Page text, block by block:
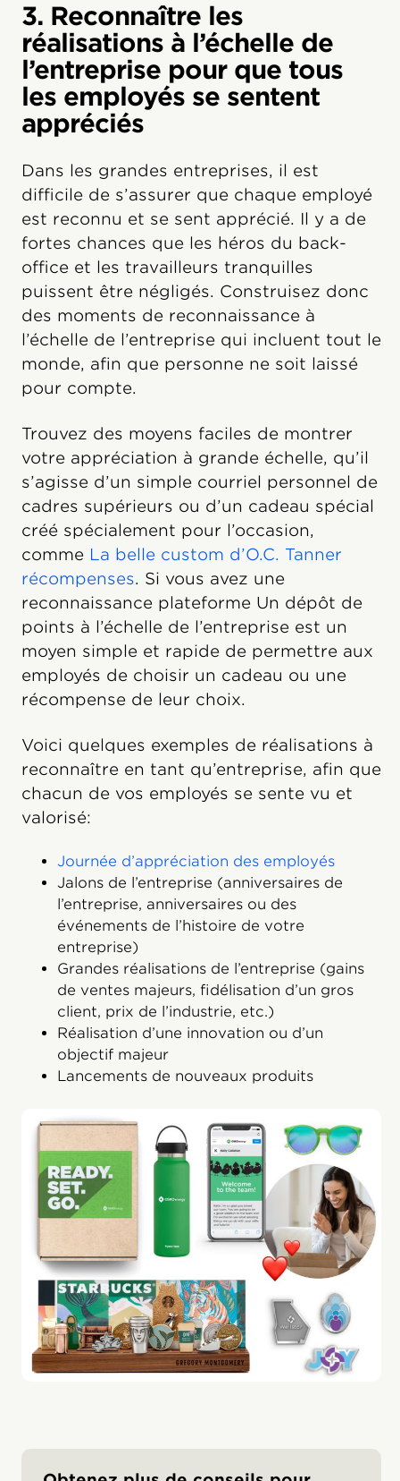
3. Reconnaître les
réalisations à l’échelle de
l’entreprise pour que tous
les employés se sentent
appréciés
Dans les grandes entreprises, il est
difficile de s’assurer que chaque employé
est reconnu et se sent apprécié. Il y a de
fortes chances que les héros du back-
office et les travailleurs tranquilles
puissent être négligés. Construisez donc
des moments de reconnaissance à
l’échelle de l’entreprise qui incluent tout le
monde, afin que personne ne soit laissé
pour compte.
Trouvez des moyens faciles de montrer
votre appréciation à grande échelle, qu’il
s’agisse d’un simple courriel personnel de
cadres supérieurs ou d’un cadeau spécial
créé spécialement pour l’occasion,
comme La belle custom d’O.C. Tanner
récompenses. Si vous avez une
reconnaissance plateforme Un dépôt de
points à l’échelle de l’entreprise est un
moyen simple et rapide de permettre aux
employés de choisir un cadeau ou une
récompense de leur choix.
Voici quelques exemples de réalisations à
reconnaître en tant qu’entreprise, afin que
chacun de vos employés se sente vu et
valorisé:
Journée d’appréciation des employés
Jalons de l’entreprise (anniversaires de
l’entreprise, anniversaires ou des
événements de l’histoire de votre
entreprise)
Grandes réalisations de l’entreprise (gains
de ventes majeurs, fidélisation d’un gros
client, prix de l’industrie, etc.)
Réalisation d’une innovation ou d’un
objectif majeur
Lancements de nouveaux produits